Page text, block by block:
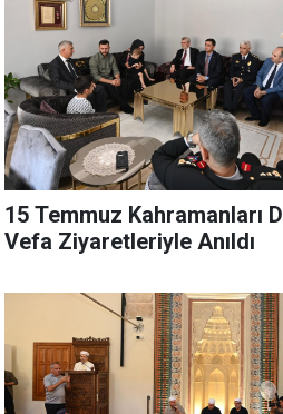
15 Temmuz Kahramanları
Vefa Ziyaretleriyle Anıldı